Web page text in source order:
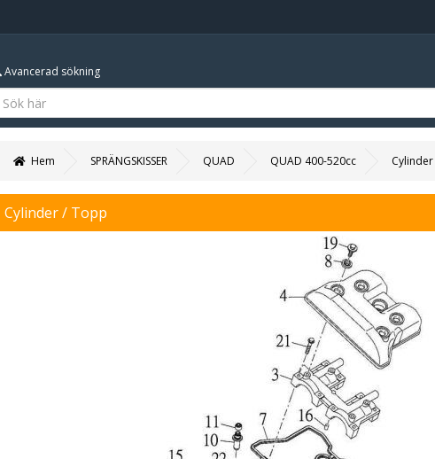
Avancerad sökning
Hem SPRÄNGSKISSER QUAD QUAD 400-520cc
Cylinder / Topp